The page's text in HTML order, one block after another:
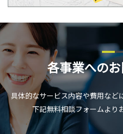
各事業への
具体的なサービス内容や費用など
下記無料相談フォームより